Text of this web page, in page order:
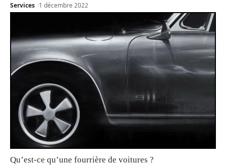
Services 1 décembre 2022
Qu’est-ce qu’une fourrière de voitures ?